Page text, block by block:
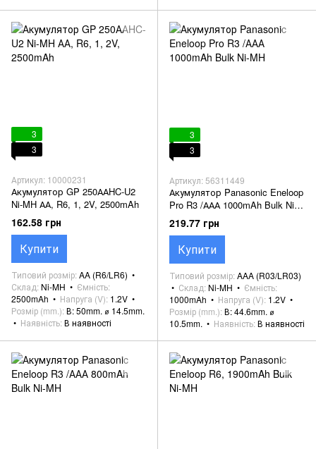
3
3
Артикул: 10000231
Акумулятор GP 250ААHC-U2
Ni-MH АА, R6, 1, 2V, 2500mAh
162.58 грн
Купити
Типовий розмір AA (R6/LR6)
Склад Ni-MH
Ємність
2500mAh
Напруга (V) 1.2V
Розмір (mm.) В: 50mm. ⌀ 14.5mm.
Наявність В наявності
3
3
Артикул: 56311449
Акумулятор Panasonic Eneloop
Pro R3 /ААА 1000mAh Bulk Ni-
MH
219.77 грн
Купити
Типовий розмір AAA (R03/LR03)
Склад Ni-MH
Ємність
1000mAh
Напруга (V) 1.2V
Розмір (mm.) В: 44.6mm. ⌀
10.5mm.
Наявність В наявності